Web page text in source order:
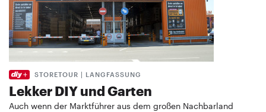
STORETOUR | LANGFASSUNG
Lekker DIY und Garten
Auch wenn der Marktführer aus dem großen Nachbarland